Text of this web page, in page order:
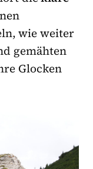
wie weiter
gemähten
Glocken